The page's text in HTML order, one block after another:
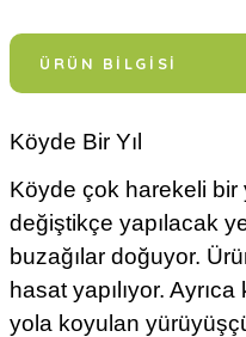
ÜRÜN BILGISI
Köyde Bir Yıl
Köyde çok harekeli bir
değiştikçe yapılacak
buzağılar doğuyor.
hasat yapılıyor.
yola koyulan